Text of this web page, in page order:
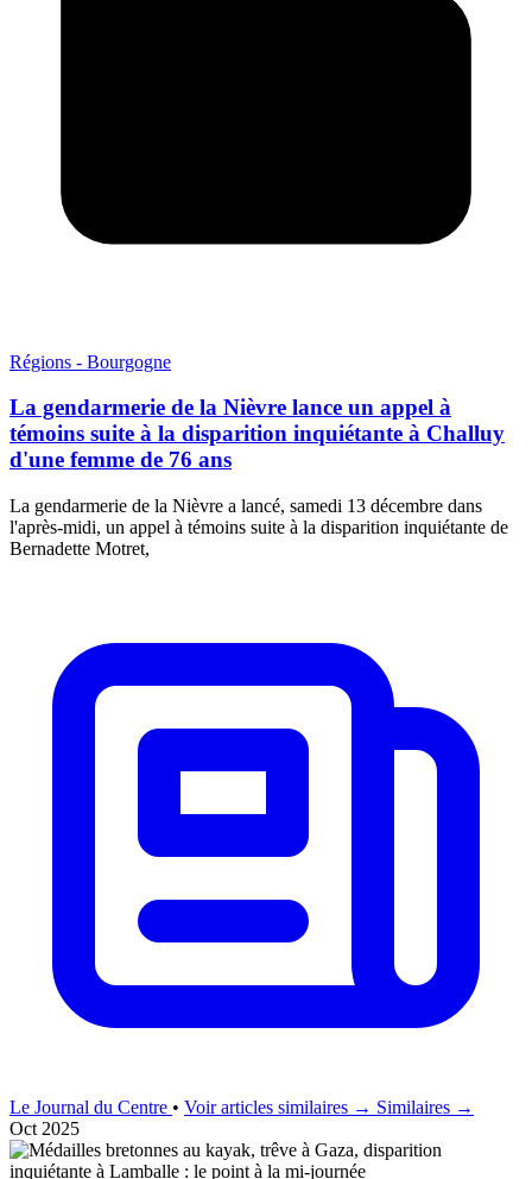
Régions - Bourgogne
La gendarmerie de la Nièvre lance un appel à
témoins suite à la disparition inquiétante à Challuy
d'une femme de 76 ans
La gendarmerie de la Nièvre a lancé, samedi 13 décembre dans
l'après-midi, un appel à témoins suite à la disparition inquiétante de
Bernadette Motret,
Le Journal du Centre • Voir articles similaires → Similaires →
Oct 2025